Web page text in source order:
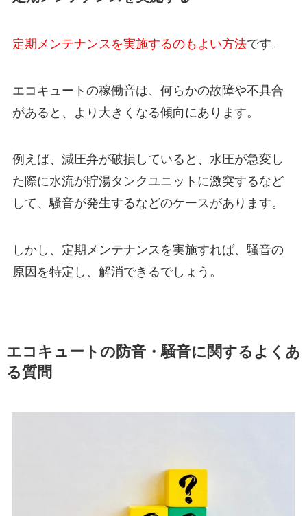
定期メンテナンスを実施するのもよい方法です。
エコキュートの稼働音は、何らかの故障や不具合
があると、より大きくなる傾向にあります。
例えば、減圧弁が破損していると、水圧が急変し
た際に水流が貯湯タンクユニットに激突するなど
して、騒音が発生するなどのケースがあります。
しかし、定期メンテナンスを実施すれば、騒音の
原因を特定し、解消できるでしょう。
エコキュートの防音・騒音に関するよくあ
る質問